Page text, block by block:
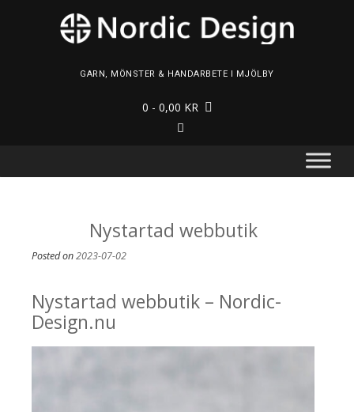
GARN, MÖNSTER & HANDARBETE I MJÖLBY
0 - 0,00 KR
Nystartad webbutik
Posted on2023-07-02
Nystartad webbutik – Nordic-
Design.nu